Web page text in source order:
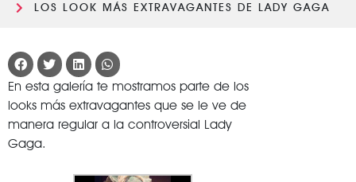
LOS LOOK MÁS EXTRAVAGANTES DE LADY GAGA
En esta galería te mostramos parte de los
looks más extravagantes que se le ve de
manera regular a la controversial Lady
Gaga.